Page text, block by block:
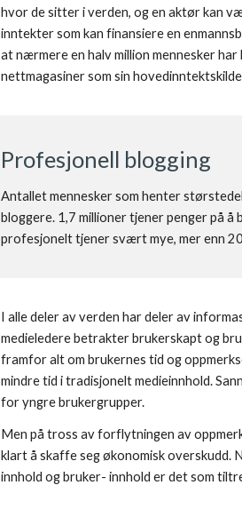
hvor de sitter i verden, og en aktør kan
inntekter som kan finansiere en
at nærmere en halv million mennesker har
nettmagasiner som sin
Profesjonell blogging
Antallet mennesker som henter
bloggere. 1,7 millioner tjener penger på
profesjonelt tjener svært mye, mer enn
I alle deler av verden har deler av
medieledere betrakter brukerskapt og
framfor alt om brukernes tid og
mindre tid i tradisjonelt medieinnhold.
for yngre brukergrupper.
Men på tross av forflytningen av
klart å skaffe seg økonomisk
innhold og bruker- innhold er det som